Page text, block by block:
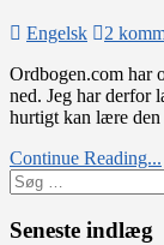
Engelsk 2
Ordbogen.com har
ned. Jeg har derfor
hurtigt kan lære den
Continue Reading...
Søg
efter:
Seneste indlæg